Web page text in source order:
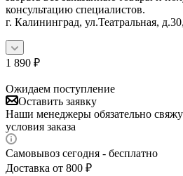
консультацию специалистов.
г. Калининград, ул.Театральная,
1 890 ₽
Ожидаем поступление
Оставить заявку
Наши менеджеры обязательно
условия заказа
Самовывоз сегодня - бесплатно
Доставка от 800 ₽